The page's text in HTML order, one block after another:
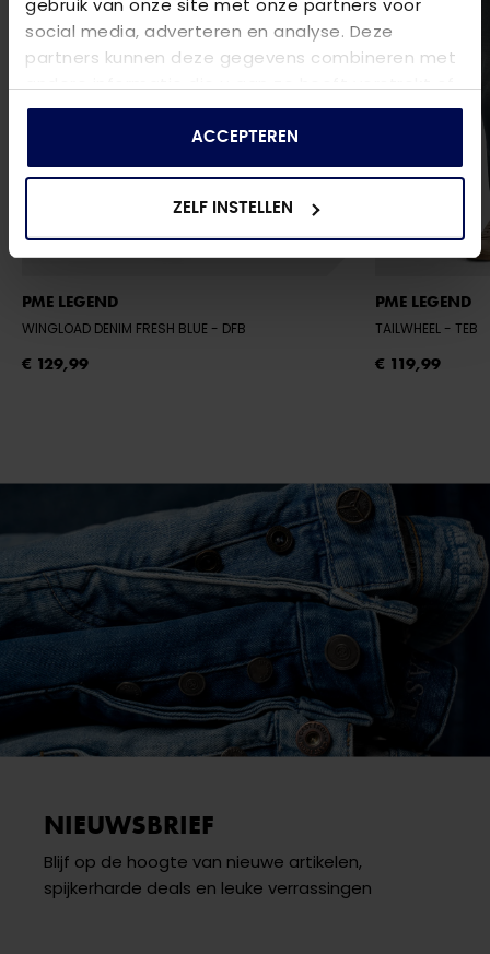
gebruik van onze site met onze partners voor
social media, adverteren en analyse. Deze
partners kunnen deze gegevens combineren met
andere informatie die u aan ze heeft verstrekt of
die ze hebben verzameld op basis van uw gebruik
ACCEPTEREN
ZELF INSTELLEN
PME LEGEND
WINGLOAD DENIM FRESH BLUE - DFB
€ 129,99
PME LEGEND
TAILWHEEL - TEB
€ 119,99
NIEUWSBRIEF
Blijf op de hoogte van nieuwe artikelen,
spijkerharde deals en leuke verrassingen